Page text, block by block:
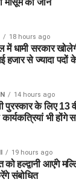
₹23,100
₹25,550
काटा जाता
भारत सरकार भी
सहित प्रत्येक
मासूम की जान
18 hours ago
में धामी सरकार
हजार से ज्यादा पदों
14 hours ago
पुरस्कार के लिए 13
भी होंगे
19 hours ago
हल्द्वानी आएंगे
संबोधित